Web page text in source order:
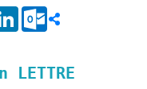
LinkedInOutlook.com
LETTRE